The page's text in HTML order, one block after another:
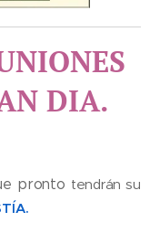
DIA.
pronto tendrán su